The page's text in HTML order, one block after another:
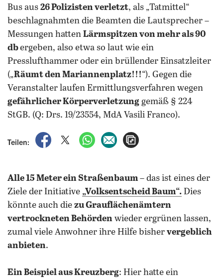
Bus aus 26 Polizisten verletzt, als „Tatmittel“
beschlagnahmten die Beamten die Lautsprecher –
Messungen hatten Lärmspitzen von mehr als 90
dbergeben, also etwa so laut wie ein
Presslufthammer oder ein brüllender Einsatzleiter
(„Räumt den Mariannenplatz!!!“). Gegen die
Veranstalter laufen Ermittlungsverfahren wegen
gefährlicher Körperverletzung gemäß § 224
StGB. (Q: Drs. 19/23554, MdA Vasili Franco).
Teilen:
auf Facebook teilen
auf X teilenper WhatsApp teilen
per E-Mail teilen
Alle 15 Meter ein Straßenbaum– das ist eines der
Ziele der Initiative „Volksentscheid Baum“. Dies
könnte auch die zu Grauflächenämtern
vertrockneten Behörden wieder ergrünen lassen,
zumal viele Anwohner ihre Hilfe bisher vergeblich
anbieten.
Ein Beispiel aus Kreuzberg: Hier hatte ein